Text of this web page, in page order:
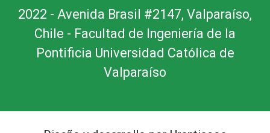
2022 - Avenida Brasil #2147, Valparaíso,
Chile - Facultad de Ingeniería de la
Pontificia Universidad Católica de
Valparaíso